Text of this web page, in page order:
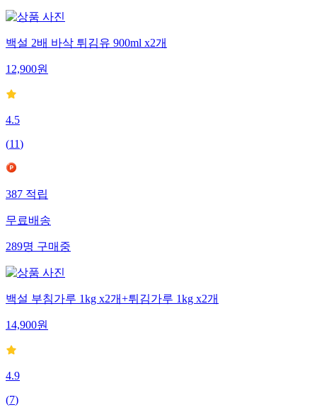
백설 2배 바삭 튀김유 900ml x2개
12,900원
4.5
(11)
387적립
무료배송
289명구매중
백설 부침가루 1kg x2개+튀김가루 1kg x2개
14,900원
4.9
(7)